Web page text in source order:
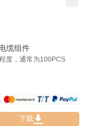
缆组件
度，通常为100PCS
下载